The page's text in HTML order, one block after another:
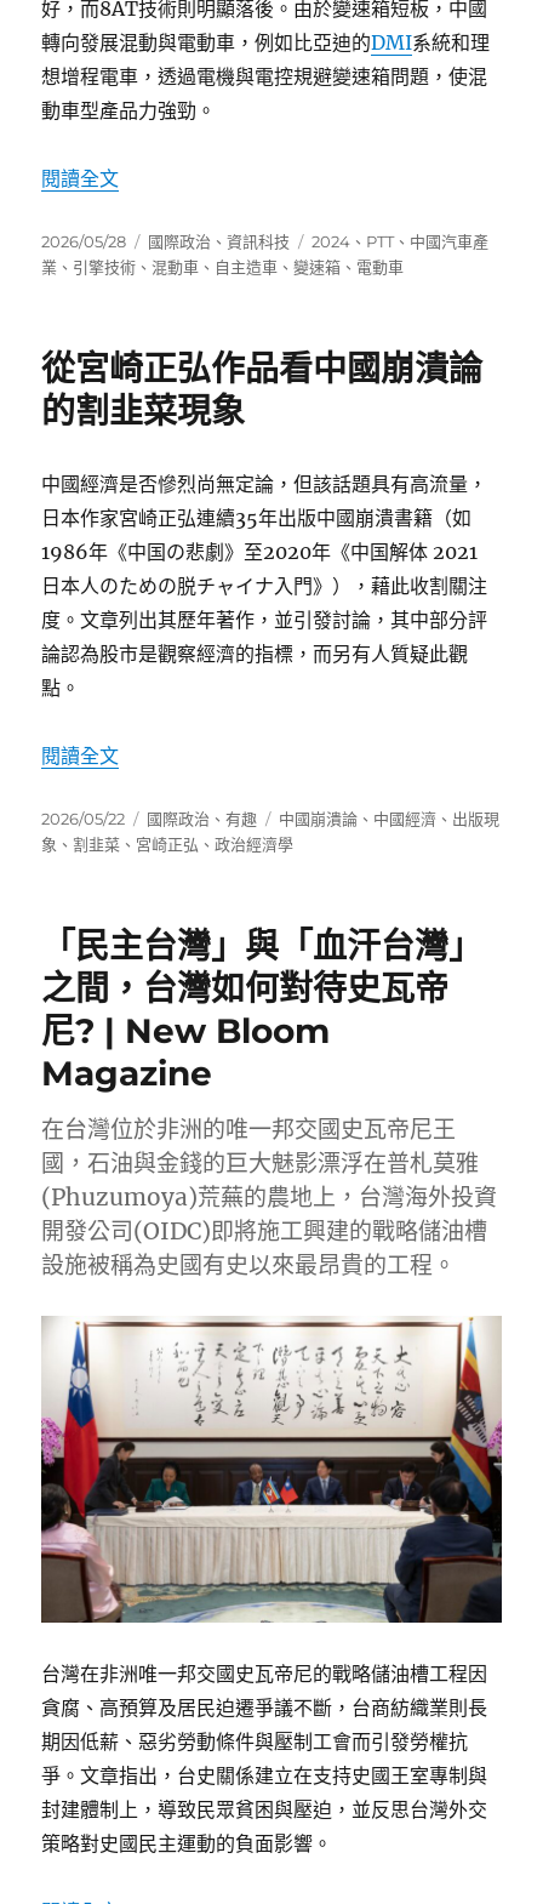
好，而8AT技術則明顯落後。由於變速箱短板，中國
轉向發展混動與電動車，例如比亞迪的DMI系統和理
想增程電車，透過電機與電控規避變速箱問題，使混
動車型產品力強勁。
閱讀全文〈中國自主造車能力分析：引擎與變速箱現狀〉
發
佈
2026/05/28
分
類
國際政治 、資訊科技
標
籤
2024 、 PTT、 中國汽車產
業 、 引擎技術 、混動車 、 自主造車 、變速箱 、 電動車
從宮崎正弘作品看中國崩潰論
的割韭菜現象
中國經濟是否慘烈尚無定論，但該話題具有高流量，
日本作家宮崎正弘連續35年出版中國崩潰書籍（如
1986年《中国の悲劇》至2020年《中国解体 2021
日本人のための脱チャイナ入門》），藉此收割關注
度。文章列出其歷年著作，並引發討論，其中部分評
論認為股市是觀察經濟的指標，而另有人質疑此觀
點。
閱讀全文〈從宮崎正弘作品看中國崩潰論的割韭菜現象〉
發
佈
2026/05/22
分
類
國際政治 、有趣
標
籤
中國崩潰論 、 中國經濟 、 出版現
象 、 割韭菜 、 宮崎正弘 、政治經濟學
「民主台灣」與「血汗台灣」
之間，台灣如何對待史瓦帝
尼? | New Bloom
Magazine
在台灣位於非洲的唯一邦交國史瓦帝尼王
國，石油與金錢的巨大魅影漂浮在普札莫雅
(Phuzumoya)荒蕪的農地上，台灣海外投資
開發公司(OIDC)即將施工興建的戰略儲油槽
設施被稱為史國有史以來最昂貴的工程。
台灣在非洲唯一邦交國史瓦帝尼的戰略儲油槽工程因
貪腐、高預算及居民迫遷爭議不斷，台商紡織業則長
期因低薪、惡劣勞動條件與壓制工會而引發勞權抗
爭。文章指出，台史關係建立在支持史國王室專制與
封建體制上，導致民眾貧困與壓迫，並反思台灣外交
策略對史國民主運動的負面影響。